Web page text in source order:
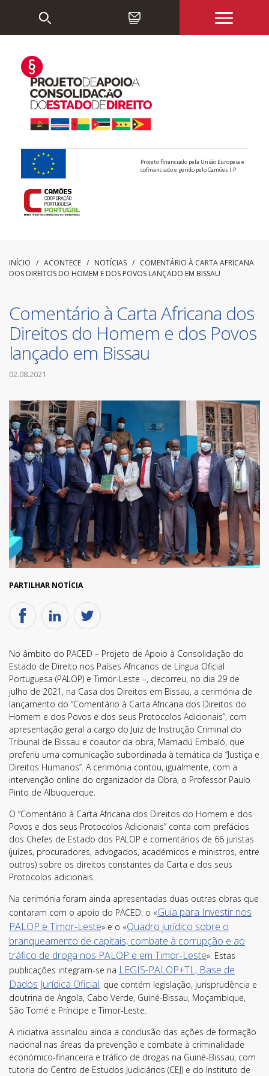
Projeto financiado pela União Europeia e
cofinanciado e gerido pelo Camões I.P
INÍCIO / ACONTECE / NOTÍCIAS / COMENTÁRIO À CARTA AFRICANA
DOS DIREITOS DO HOMEM E DOS POVOS LANÇADO EM BISSAU
Comentário à Carta Africana dos
Direitos do Homem e dos Povos
lançado em Bissau
02.08.2021
PARTILHAR NOTÍCIA
No âmbito do PACED – Projeto de Apoio à Consolidação do
Estado de Direito nos Países Africanos de Língua Oficial
Portuguesa (PALOP) e Timor-Leste –, decorreu, no dia 29 de
julho de 2021, na Casa dos Direitos em Bissau, a cerimónia de
lançamento do “Comentário à Carta Africana dos Direitos do
Homem e dos Povos e dos seus Protocolos Adicionais”, com
apresentação geral a cargo do Juiz de Instrução Criminal do
Tribunal de Bissau e coautor da obra, Mamadú Embaló, que
proferiu uma comunicação subordinada à temática da “Justiça e
Direitos Humanos”. A cerimónia contou, igualmente, com a
intervenção online do organizador da Obra, o Professor Paulo
Pinto de Albuquerque.
O “Comentário à Carta Africana dos Direitos do Homem e dos
Povos e dos seus Protocolos Adicionais” conta com prefácios
dos Chefes de Estado dos PALOP e comentários de 66 juristas
(juízes, procuradores, advogados, académicos e ministros, entre
outros) sobre os direitos constantes da Carta e dos seus
Protocolos adicionais.
Na cerimónia foram ainda apresentadas duas outras obras que
contaram com o apoio do PACED: o «Guia para Investir nos
PALOP e Timor-Leste» e o «Quadro jurídico sobre o
branqueamento de capitais, combate à corrupção e ao
tráfico de droga nos PALOP e em Timor-Leste». Estas
publicações integram-se na LEGIS-PALOP+TL, Base de
Dados Jurídica Oficial, que contém legislação, jurisprudência e
doutrina de Angola, Cabo Verde, Guiné-Bissau, Moçambique,
São Tomé e Príncipe e Timor-Leste.
A iniciativa assinalou ainda a conclusão das ações de formação
nacional nas áreas da prevenção e combate à criminalidade
económico-financeira e tráfico de drogas na Guiné-Bissau, com
tutoria do Centro de Estudos Judiciários (CEJ) e do Instituto de